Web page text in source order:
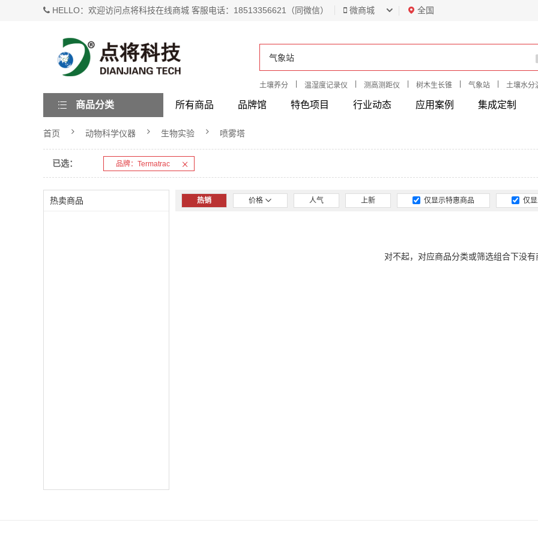
HELLO：欢迎访问点将科技在线商城 客服电话：18513356621（同微信） 微商城 全国
土壤养分 温湿度记录仪 测高测距仪 树木生长锥 气象站 土壤水分
所有商品 品牌馆 特色项目 行业动态 应用案例 集成定制
商品分类
首页 动物科学仪器 生物实验 喷雾塔
已选： 品牌：Termatrac
热卖商品 热销 价格 人气 上新 仅显示特惠商品 仅
对不起，对应商品分类或筛选组合下没有